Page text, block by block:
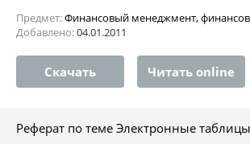
Предмет:Финансовый менеджмент,
Добавлено:04.01.2011
Скачать Читать online
Реферат по теме Электронные